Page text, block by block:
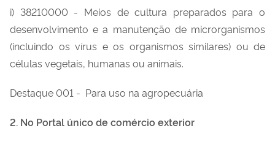
i) 38210000 - Meios de cultura preparados para o
desenvolvimento e a manutenção de microrganismos
(incluindo os vírus e os organismos similares) ou de
células vegetais, humanas ou animais.
Destaque 001 - Para uso na agropecuária
2. No Portal único de comércio exterior